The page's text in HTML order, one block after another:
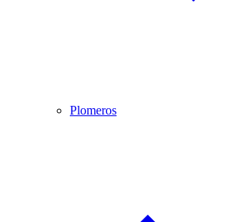
Plomeros